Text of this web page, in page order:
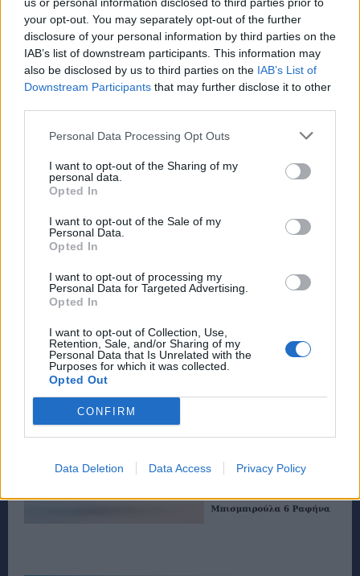
your opt-out. You may separately opt-out of the further
disclosure of your personal information by third parties on the
IAB’s list of downstream participants. This information may
also be disclosed by us to third parties on the IAB’s List of
Downstream Participants that may further disclose it to other
Personal Data Processing Opt Outs
I want to opt-out of the Sharing of my
personal data.
Opted In
I want to opt-out of the Sale of my
Personal Data.
Opted In
I want to opt-out of processing my
Personal Data for Targeted Advertising.
Opted In
I want to opt-out of Collection, Use,
Retention, Sale, and/or Sharing of my
Personal Data that Is Unrelated with the
Purposes for which it was collected.
Opted Out
CONFIRM
Data Deletion Data Access Privacy Policy